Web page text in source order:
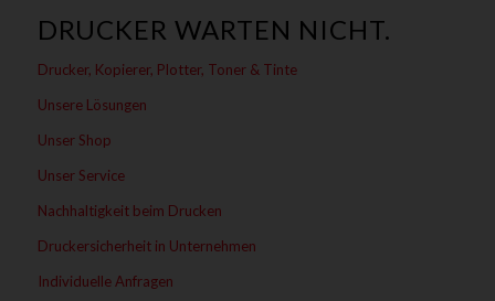
DRUCKER WARTEN NICHT.
Drucker, Kopierer, Plotter, Toner & Tinte
Unsere Lösungen
Unser Shop
Unser Service
Nachhaltigkeit beim Drucken
Druckersicherheit in Unternehmen
Individuelle Anfragen